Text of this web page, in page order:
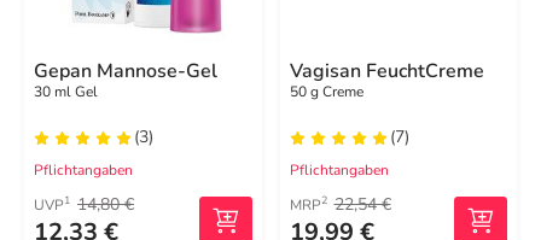
Gepan Mannose-Gel
30 ml Gel
(3)
Pflichtangaben
UVP1 14,80 €
12,33 €
Vagisan FeuchtCreme
50 g Creme
(7)
Pflichtangaben
MRP2 22,54 €
19,99 €